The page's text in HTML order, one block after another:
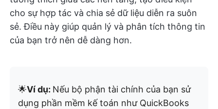
cho sự hợp tác và chia sẻ dữ liệu diễn ra suôn
sẻ. Điều này giúp quản lý và phân tích thông tin
của bạn trở nên dễ dàng hơn.
🌟Ví dụ: Nếu bộ phận tài chính của bạn sử
dụng phần mềm kế toán như QuickBooks